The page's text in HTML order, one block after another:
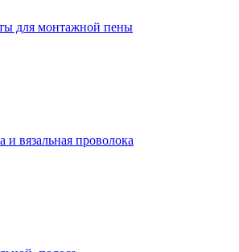
для монтажной пены
и вязальная проволока